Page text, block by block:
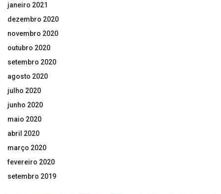
janeiro 2021
dezembro 2020
novembro 2020
outubro 2020
setembro 2020
agosto 2020
julho 2020
junho 2020
maio 2020
abril 2020
março 2020
fevereiro 2020
setembro 2019